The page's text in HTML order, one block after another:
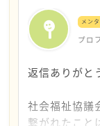
「親の介護
して相続遺留
むところが無
う。
とてもお辛い
が…。弁護士
ないといけな
ガリに痩せ細
だと思われた
と目やにで目
メン
プロ
返信ありがと
社会福祉協議
繋がれたこと